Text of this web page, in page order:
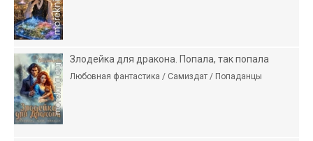
Злодейка для дракона. Попала, так попала
Любовная фантастика / Самиздат / Попаданцы